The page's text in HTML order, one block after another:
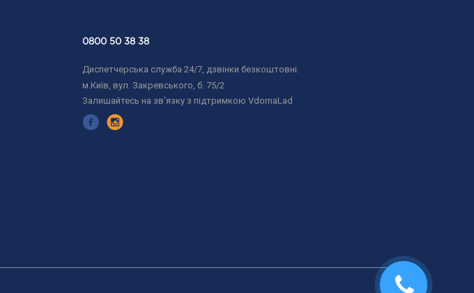
0800 50 38 38
Диспетчерська служба 24/7, дзвінки безкоштовні.
м.Київ, вул. Закревського, б. 75/2
Залишайтесь на зв'язку з підтримкою VdomaLad